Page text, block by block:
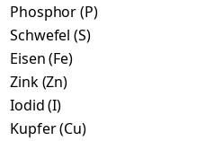
Phosphor (P)
Schwefel (S)
Eisen (Fe)
Zink (Zn)
Iodid (I)
Kupfer (Cu)